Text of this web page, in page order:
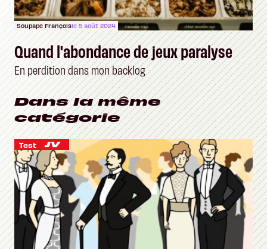
Soupape Françoisle 5 août 2024
Quand l'abondance de jeux paralyse
En perdition dans mon backlog
Dans la même
catégorie
Test